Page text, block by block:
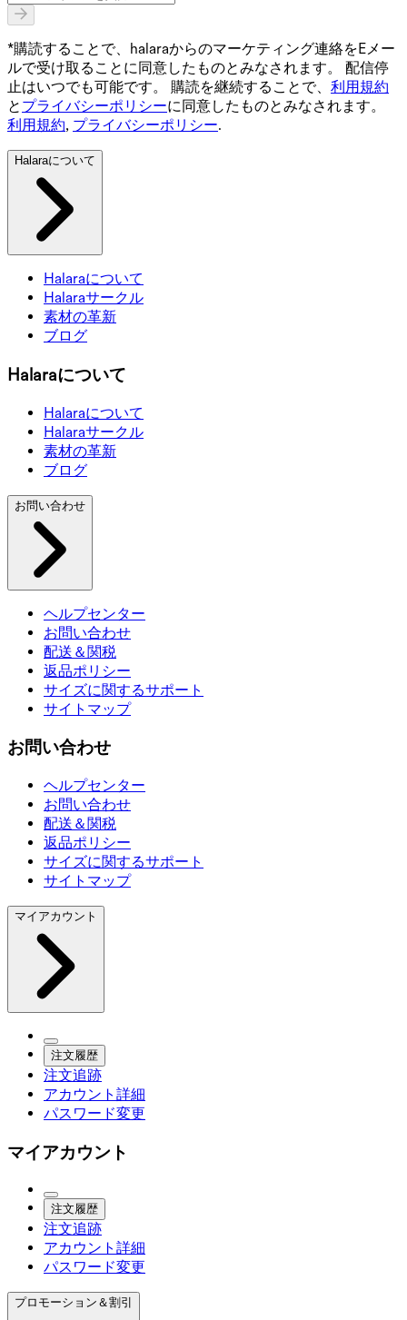
*購読することで、halaraからのマーケティング連絡をEメー
ルで受け取ることに同意したものとみなされます。 配信停
止はいつでも可能です。 購読を継続することで、 利用規約
と プライバシーポリシーに同意したものとみなされます。
利用規約, プライバシーポリシー.
Halaraについて
Halaraについて
Halaraサークル
素材の革新
ブログ
Halaraについて
Halaraについて
Halaraサークル
素材の革新
ブログ
お問い合わせ
ヘルプセンター
お問い合わせ
配送＆関税
返品ポリシー
サイズに関するサポート
サイトマップ
お問い合わせ
ヘルプセンター
お問い合わせ
配送＆関税
返品ポリシー
サイズに関するサポート
サイトマップ
マイアカウント
注文履歴
注文追跡
アカウント詳細
パスワード変更
マイアカウント
注文履歴
注文追跡
アカウント詳細
パスワード変更
プロモーション＆割引